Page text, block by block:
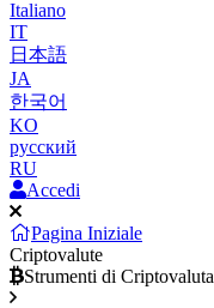
Italiano
IT
日本語
JA
한국어
KO
русский
RU
Accedi
Pagina Iniziale
Criptovalute
Strumenti di Criptovaluta